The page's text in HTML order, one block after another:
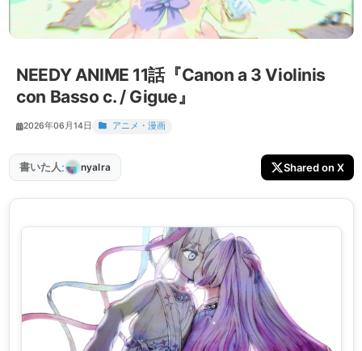
NEEDY ANIME 11話『Canon a 3 Violinis
con Basso c. / Gigue』
2026年06月14日 アニメ・漫画
書いた人 : nyalra Shared on X